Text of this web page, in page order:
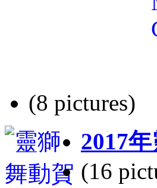
(8 pictures)
2017
(16